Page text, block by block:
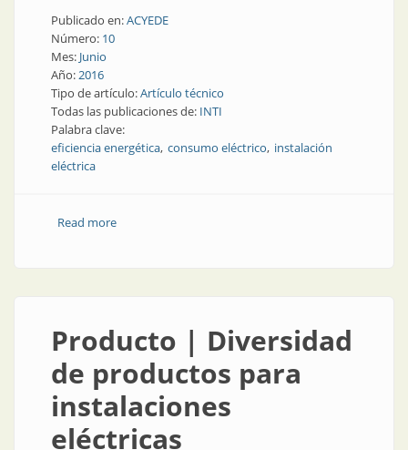
Publicado en:ACYEDE
Número: 10
Mes: Junio
Año:2016
Tipo de artículo:Artículo técnico
Todas las publicaciones de: INTI
Palabra clave:
eficiencia energética consumo eléctrico instalación
eléctrica
Read moreabout Nota técnica | Eficiencia energética en uso
Producto | Diversidad
de productos para
instalaciones
eléctricas